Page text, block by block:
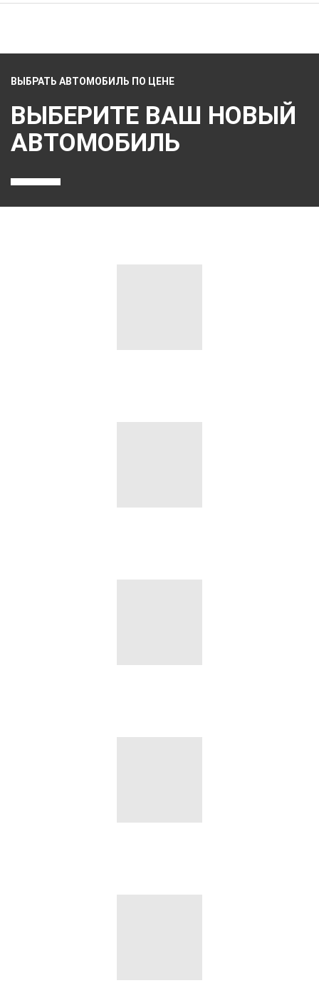
ВЫБРАТЬ АВТОМОБИЛЬ ПО ЦЕНЕ
ВЫБЕРИТЕ ВАШ НОВЫЙ
АВТОМОБИЛЬ